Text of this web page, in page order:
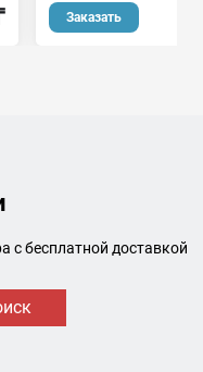
Заказать
с бесплатной доставкой